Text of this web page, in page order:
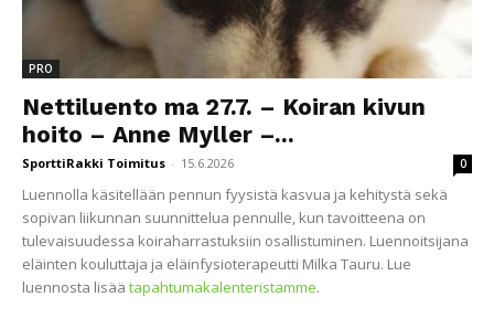
PRO
Nettiluento ma 27.7. – Koiran kivun
hoito – Anne Myller –...
SporttiRakki Toimitus - 15.6.2026 0
Luennolla käsitellään pennun fyysistä kasvua ja kehitystä sekä
sopivan liikunnan suunnittelua pennulle, kun tavoitteena on
tulevaisuudessa koiraharrastuksiin osallistuminen. Luennoitsijana
eläinten kouluttaja ja eläinfysioterapeutti Milka Tauru. Lue
luennosta lisää tapahtumakalenteristamme.